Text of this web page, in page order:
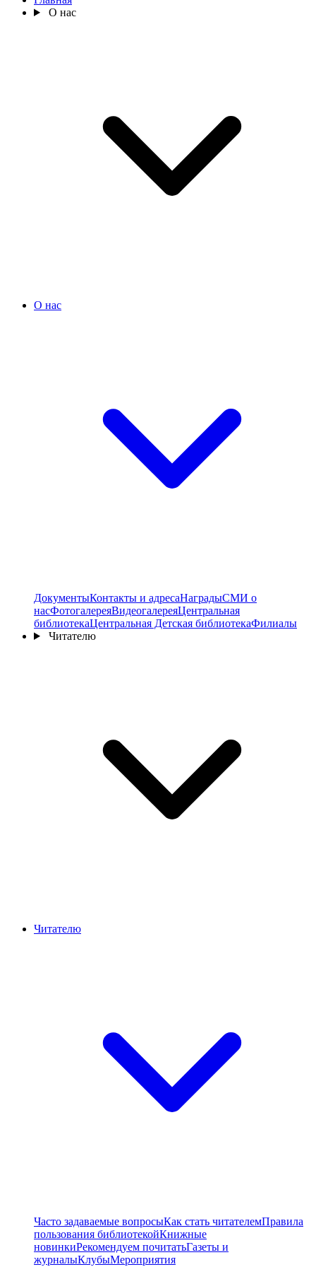
О нас
О нас
ДокументыКонтакты и адресаНаградыСМИ о
насФотогалереяВидеогалереяЦентральная
библиотекаЦентральная Детская библиотекаФилиалы
Читателю
Читателю
Часто задаваемые вопросыКак стать читателемПравила
пользования библиотекойКнижные
новинкиРекомендуем почитатьГазеты и
журналыКлубыМероприятия